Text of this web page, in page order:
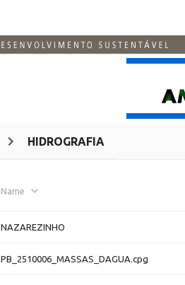
HIDROGRAFIA
Name
NAZAREZINHO
PB_2510006_MASSAS_DAGUA.cpg